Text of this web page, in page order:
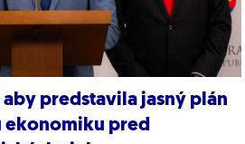
predstavila jasný plán
ekonomiku pred